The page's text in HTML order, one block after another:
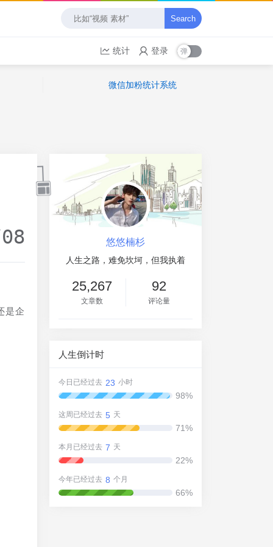
Search
统计 登录
微信加粉统计系统
是企
悠悠楠杉
人生之路，难免坎坷，但我执着
25,267
文章数
92
评论量
人生倒计时
今日已经过去 23 小时
98%
这周已经过去 5 天
71%
本月已经过去 7 天
22%
今年已经过去 8 个月
66%